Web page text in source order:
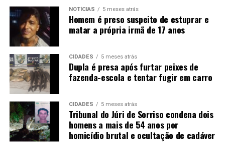
NOTÍCIAS 5 meses atrás
Homem é preso suspeito de estuprar e
matar a própria irmã de 17 anos
CIDADES 5 meses atrás
Dupla é presa após furtar peixes de
fazenda-escola e tentar fugir em carro
CIDADES 5 meses atrás
Tribunal do Júri de Sorriso condena dois
homens a mais de 54 anos por
homicídio brutal e ocultação de cadáver